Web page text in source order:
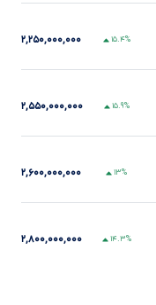
۱۵.۴% ۲,۲۵۰,۰۰۰,۰۰۰
۱۵.۹% ۲,۵۵۰,۰۰۰,۰۰۰
۱۳% ۲,۶۰۰,۰۰۰,۰۰۰
۱۴.۳% ۲,۸۰۰,۰۰۰,۰۰۰